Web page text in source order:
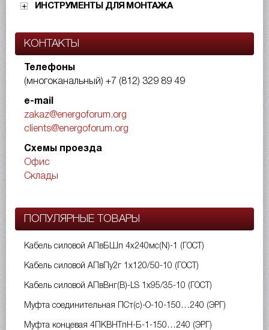
ИНСТРУМЕНТЫ ДЛЯ МОНТАЖА
КОНТАКТЫ
Телефоны
(многоканальный) +7 (812) 329 89 49
e-mail
zakaz@energoforum.org
clients@energoforum.org
Схемы проезда
Офис
Склады
ПОПУЛЯРНЫЕ ТОВАРЫ
Кабель силовой АПвБШп 4х240мс(N)-1 (ГОСТ)
Кабель силовой АПвПу2г 1х120/50-10 (ГОСТ)
Кабель силовой АПвВнг(B)-LS 1х95/35-10 (ГОСТ)
Муфта соединительная ПСт(с)-О-10-150…240 (ЭРГ)
Муфта концевая 4ПКВНТпН-Б-1-150…240 (ЭРГ)